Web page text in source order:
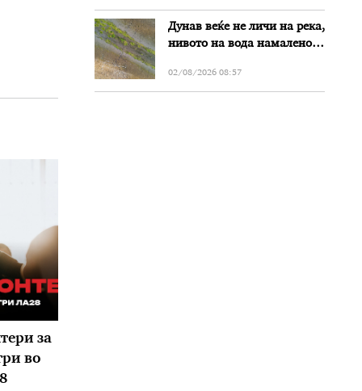
за
во
Дунав веќе не личи на река,
нивото на вода намалено
Бугарија
02/08/2026 08:57